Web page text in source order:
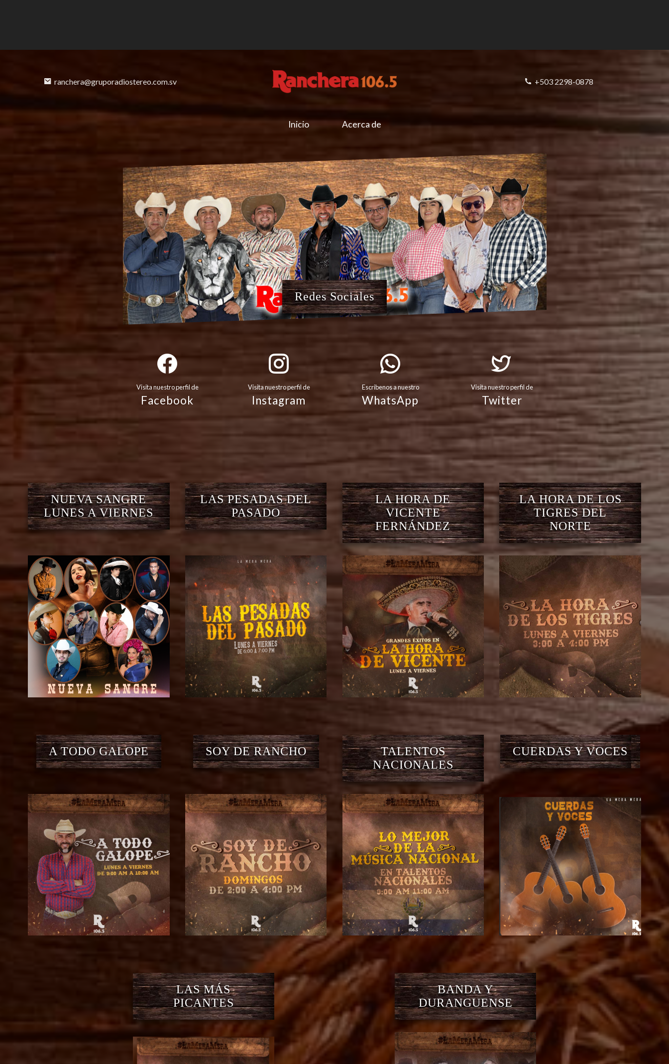
ranchera@gruporadiostereo.com.sv +503 2298-0878
Inicio Acerca de
Redes Sociales
Visita nuestro perfil de
Facebook
Visita nuestro perfil de
Instagram
Escribenos a nuestro
WhatsApp
Visita nuestro perfil de
Twitter
NUEVA SANGRE
LUNES A VIERNES
LAS PESADAS DEL
PASADO
LA HORA DE
VICENTE
FERNÁNDEZ
LA HORA DE LOS
TIGRES DEL
NORTE
A TODO GALOPE SOY DE RANCHO
TALENTOS
NACIONALES
CUERDAS Y VOCES
LAS MÁS
PICANTES
BANDA Y
DURANGUENSE